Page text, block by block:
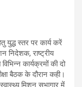
युद्ध स्तर पर कार्य करें
निदेशक, राष्ट्रीय
कार्यक्रमों की दो
बैठक के दौरान कही।
मिशन सभागार में